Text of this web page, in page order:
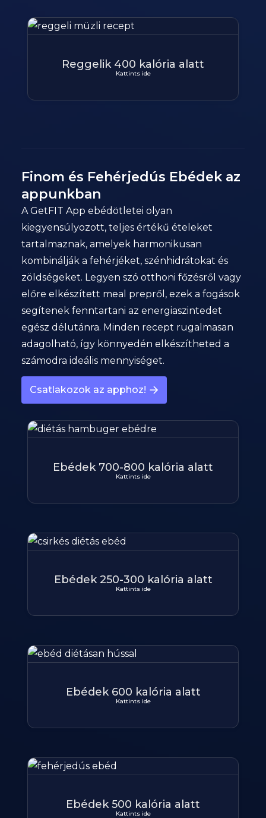
Reggelik 400 kalória alatt
Kattints ide
Finom és Fehérjedús Ebédek az
appunkban
A GetFIT App ebédötletei olyan
kiegyensúlyozott, teljes értékű ételeket
tartalmaznak, amelyek harmonikusan
kombinálják a fehérjéket, szénhidrátokat és
zöldségeket. Legyen szó otthoni főzésről vagy
előre elkészített meal prepről, ezek a fogások
segítenek fenntartani az energiaszintedet
egész délutánra. Minden recept rugalmasan
adagolható, így könnyedén elkészítheted a
számodra ideális mennyiséget.
Csatlakozok az apphoz!
Ebédek 700-800 kalória alatt
Kattints ide
Ebédek 250-300 kalória alatt
Kattints ide
Ebédek 600 kalória alatt
Kattints ide
Ebédek 500 kalória alatt
Kattints ide